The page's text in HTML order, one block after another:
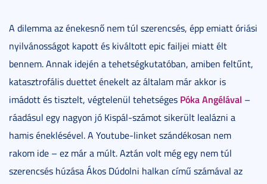
A dilemma az énekesnő nem túl szerencsés, épp emiatt óriási
nyilvánosságot kapott és kiváltott epic failjei miatt élt
bennem. Annak idején a tehetségkutatóban, amiben feltűnt,
katasztrofális duettet énekelt az általam már akkor is
imádott és tisztelt, végtelenül tehetséges Póka Angélával –
ráadásul egy nagyon jó Kispál-számot sikerült lealázni a
hamis éneklésével. A Youtube-linket szándékosan nem
rakom ide – ez már a múlt. Aztán volt még egy nem túl
szerencsés húzása Ákos Dúdolni halkan című számával az